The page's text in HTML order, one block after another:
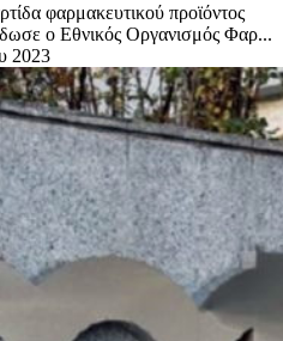
φαρμακευτικού προϊόντος
ο Εθνικός Οργανισμός Φαρ...
2023